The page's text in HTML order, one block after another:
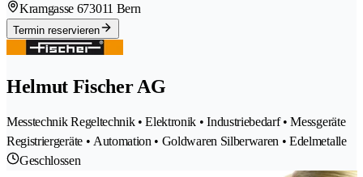
Kramgasse 673011 Bern
Termin reservieren
Helmut Fischer AG
Messtechnik Regeltechnik • Elektronik • Industriebedarf • Messgeräte
Registriergeräte • Automation • Goldwaren Silberwaren • Edelmetalle
Geschlossen